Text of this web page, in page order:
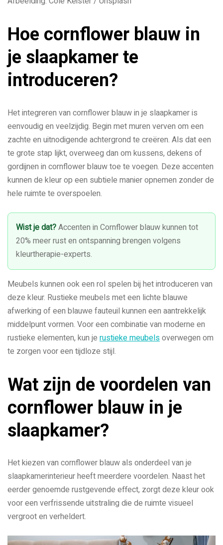
Hoe cornflower blauw in
je slaapkamer te
introduceren?
Het integreren van cornflower blauw in je slaapkamer is
eenvoudig en veelzijdig. Begin met muren verven om een
zachte en uitnodigende achtergrond te creëren. Als dat een
te grote stap lijkt, overweeg dan om kussens, dekens of
gordijnen in cornflower blauw toe te voegen. Deze accenten
kunnen de kleur op een subtiele manier opnemen zonder de
hele ruimte te overspoelen.
Wist je dat?Accenten in Cornflower blauw kunnen tot
20% meer rust en ontspanning brengen volgens
kleurtherapie-experts.
Meubels kunnen ook een rol spelen bij het introduceren van
deze kleur. Rustieke meubels met een lichte blauwe
afwerking of een blauwe fauteuil kunnen een aantrekkelijk
middelpunt vormen. Voor een combinatie van moderne en
rustieke elementen, kun je rustieke meubelsoverwegen om
te zorgen voor een tijdloze stijl.
Wat zijn de voordelen van
cornflower blauw in je
slaapkamer?
Het kiezen van cornflower blauw als onderdeel van je
slaapkamerinterieur heeft meerdere voordelen. Naast het
eerder genoemde rustgevende effect, zorgt deze kleur ook
voor een verfrissende uitstraling die de ruimte visueel
vergroot en verheldert.